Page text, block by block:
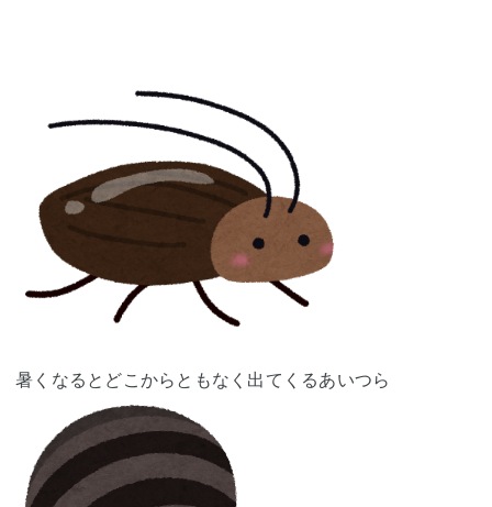
暑くなるとどこからともなく出てくるあいつら